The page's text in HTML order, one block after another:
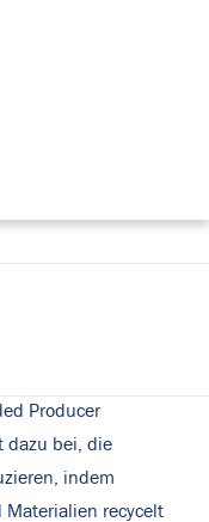
werden.
–
Unternehmen
Producer
dazu bei, die
indem
Materialien recycelt